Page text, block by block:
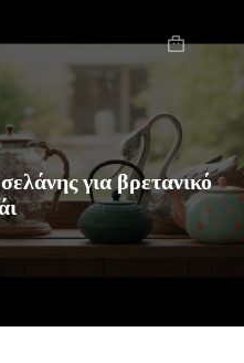
Καλάθι
για βρετανικό